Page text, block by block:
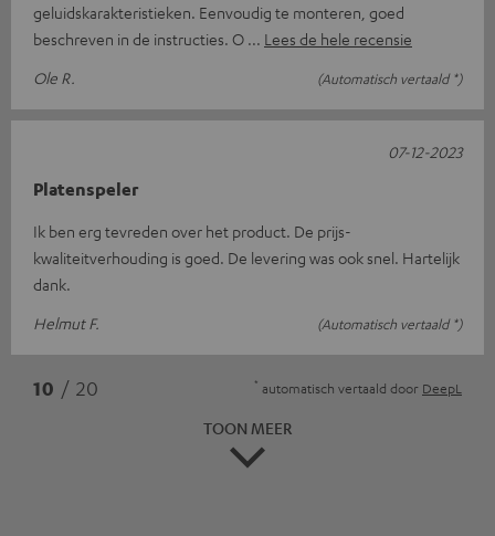
geluidskarakteristieken. Eenvoudig te monteren, goed
beschreven in de instructies. O
Lees de hele recensie
Ole R.
(Automatisch vertaald *)
Platenspeler
Ik ben erg tevreden over het product. De prijs-
kwaliteitverhouding is goed. De levering was ook snel. Hartelijk
dank.
Helmut F.
(Automatisch vertaald *)
07-12-2023
10 / 20 * automatisch vertaald door DeepL
TOON MEER